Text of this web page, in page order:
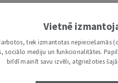
gan etimoloģijā, gan
valodā jēdzienā
tā angļu valodas
latīņu valodas darbības
pasargāt. Kas tad ir
Vietnē
tiek izmantotas nepieciešamās
sociālo mediju un funkcionalitātes.
brīdī mainīt savu izvēli, atgriežoties